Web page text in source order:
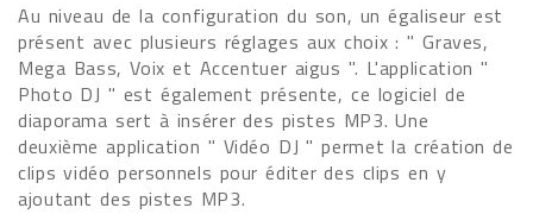
Au niveau de la configuration du son, un égaliseur est
présent avec plusieurs réglages aux choix : " Graves,
Mega Bass, Voix et Accentuer aigus ". L'application "
Photo DJ " est également présente, ce logiciel de
diaporama sert à insérer des pistes MP3. Une
deuxième application " Vidéo DJ " permet la création de
clips vidéo personnels pour éditer des clips en y
ajoutant des pistes MP3.